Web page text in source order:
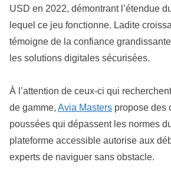
USD en 2022, démontrant l’étendue
lequel ce jeu fonctionne. Ladite
témoigne de la confiance
les solutions digitales sécurisées.
À l’attention de ceux-ci qui
de gamme, Avia Masters propose des
poussées qui dépassent les normes
plateforme accessible autorise aux
experts de naviguer sans obstacle.